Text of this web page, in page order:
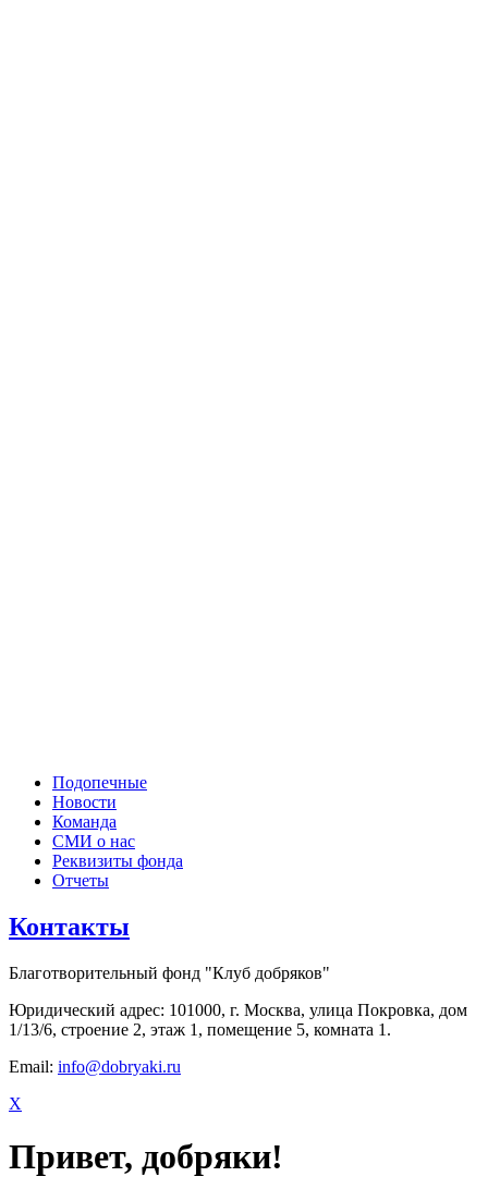
Подопечные
Новости
Команда
СМИ о нас
Реквизиты фонда
Отчеты
Контакты
Благотворительный фонд "Клуб добряков"
Юридический адрес: 101000, г. Москва, улица Покровка, дом
1/13/6, строение 2, этаж 1, помещение 5, комната 1.
Email: info@dobryaki.ru
X
Привет, добряки!